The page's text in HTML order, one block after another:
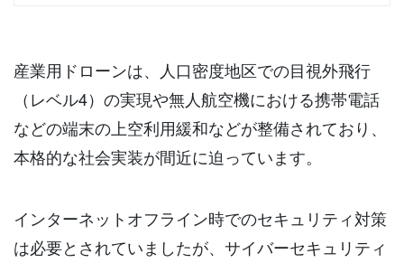
産業用ドローンは、人口密度地区での目視外飛行
（レベル4）の実現や無人航空機における携帯電話
などの端末の上空利用緩和などが整備されており、
本格的な社会実装が間近に迫っています。
インターネットオフライン時でのセキュリティ対策
は必要とされていましたが、サイバーセキュリティ